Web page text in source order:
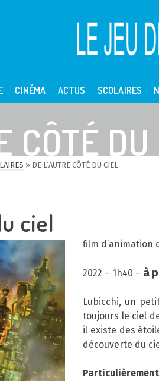
CINÉMA ACTUS SCOLAIRES
CÔTÉ
» DE L’AUTRE CÔTÉ DU CIEL
ciel
film d’animation
2022 – 1h40 – à
Lubicchi, un
toujours le ciel
il existe des
découverte du